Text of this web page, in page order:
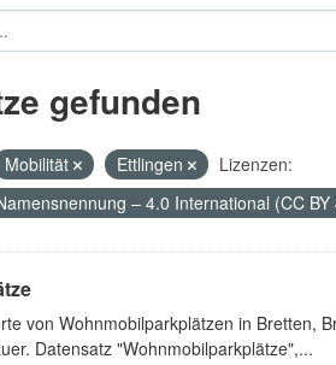
gefunden
Mobilität Ettlingen
Lizenzen:
– 4.0 International (CC BY
von Wohnmobilparkplätzen in Bretten,
Datensatz "Wohnmobilparkplätze",...